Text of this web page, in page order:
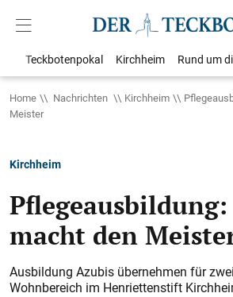
Teckbotenpokal Kirchheim Rund um
Home Nachrichten Kirchheim
Meister
Kirchheim
macht den
Ausbildung Azubis übernehmen für
Wohnbereich im Henriettenstift